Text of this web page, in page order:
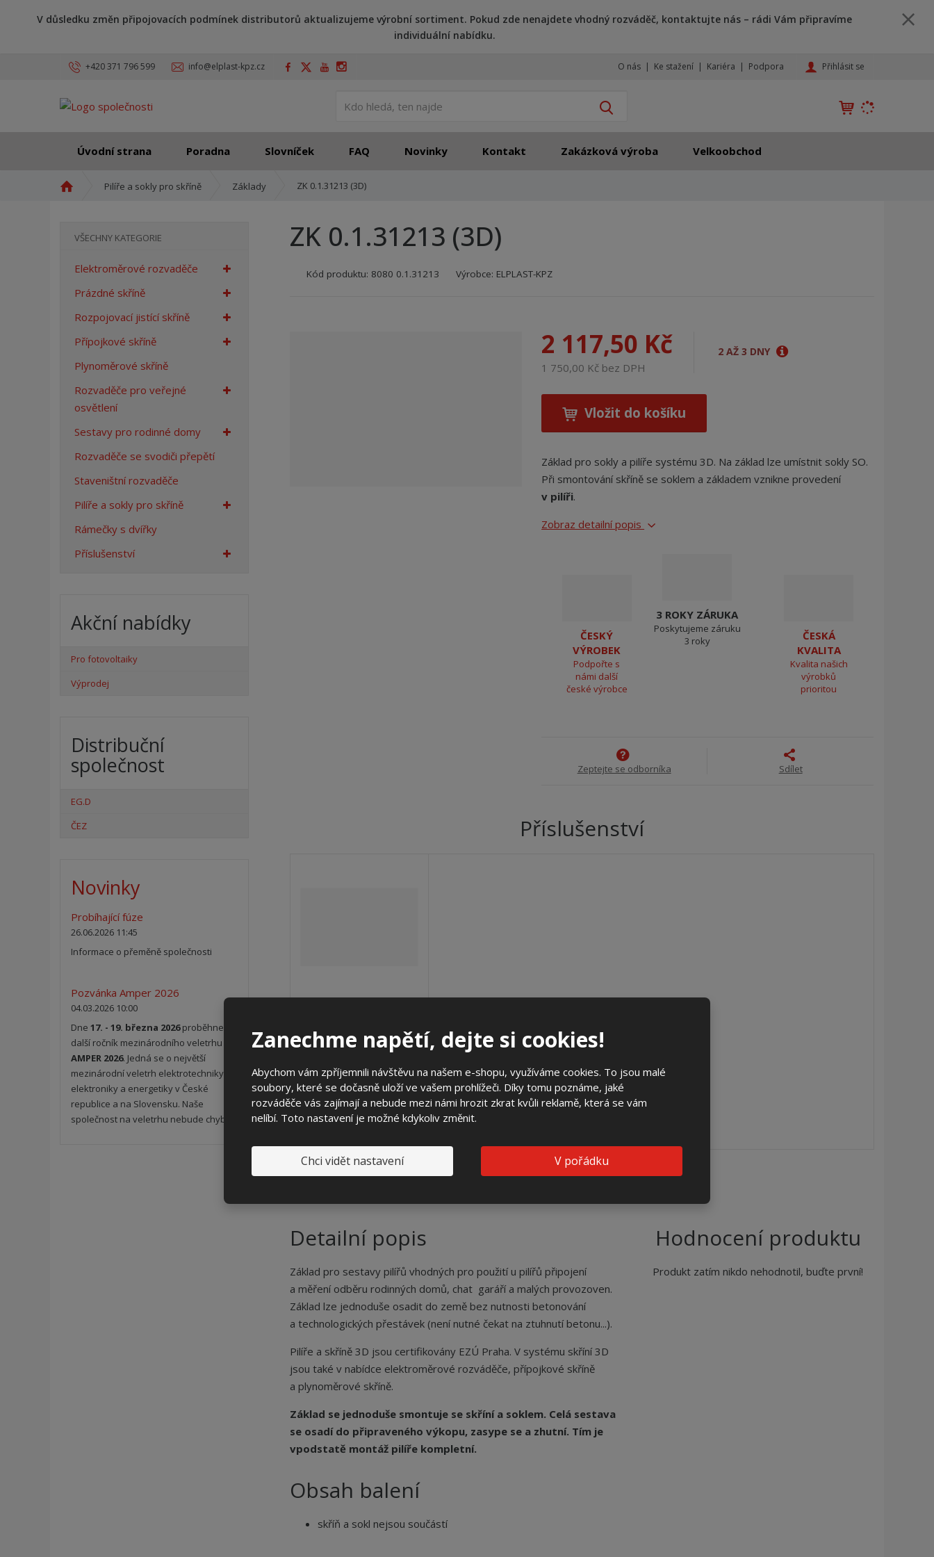
Zanechme napětí, dejte si cookies!
Abychom vám zpříjemnili návštěvu na našem e-shopu, využíváme cookies. To jsou malé
soubory, které se dočasně uloží ve vašem prohlížeči. Díky tomu poznáme, jaké
rozváděče vás zajímají a nebude mezi námi hrozit zkrat kvůli reklamě, která se vám
nelíbí. Toto nastavení je možné kdykoliv změnit.
Chci vidět nastavení V pořádku
V důsledku změn připojovacích podmínek distributorů aktualizujeme výrobní sortiment. Pokud zde nenajdete vhodný rozváděč, kontaktujte nás – rádi Vám připravíme
individuální nabídku.
+420 371 796 599 info@elplast-kpz.cz O nás Ke stažení Kariéra Podpora Přihlásit se
l
e
Úvodní strana Poradna Slovníček FAQ Novinky Kontakt Zakázková výroba Velkoobchod
s
t
a
n
Pilíře a sokly pro skříně Základy ZK 0.1.31213 (3D)
ZK 0.1.31213 (3D)
Kód produktu: 8080 0.1.31213 Kód výrobce: 8595208613937
Kód dodavatele:8595208613937
Výrobce: ELPLAST-KPZ
2 117,50 Kč
1 750,00 Kč bez DPH
2 AŽ 3 DNY
Vložit do košíku
Základ pro sokly a pilíře systému 3D. Na základ lze umístnit sokly SO.
Při smontování skříně se soklem a základem vznikne provedení
v pilíři.
Zobraz detailní popis
ČESKÝ
VÝROBEK
Podpořte s
námi další
české výrobce
3 ROKY ZÁRUKA
Poskytujeme záruku
3 roky
ČESKÁ
KVALITA
Kvalita našich
výrobků
prioritou
Zeptejte se odborníka Sdílet
Příslušenství
SO 3.1.31213 (3D)
19 755,67 Kč
16 327,00 Kčbez DPH
2 AŽ 3 DNY
Koupit
Detailní popis
Základ pro sestavy pilířů vhodných pro použití u pilířů připojení
a měření odběru rodinných domů, chat garáří a malých provozoven.
Základ lze jednoduše osadit do země bez nutnosti betonování
a technologických přestávek (není nutné čekat na ztuhnutí betonu...).
Pilíře a skříně 3D jsou certifikovány EZÚ Praha. V systému skříní 3D
jsou také v nabídce elektroměrové rozváděče, přípojkové skříně
a plynoměrové skříně.
Základ se jednoduše smontuje se skříní a soklem. Celá sestava
se osadí do připraveného výkopu, zasype se a zhutní. Tím je
vpodstatě montáž pilíře kompletní.
Obsah balení
skříň a sokl nejsou součástí
Hodnocení produktu
Produkt zatím nikdo nehodnotil, buďte první!
VŠECHNY KATEGORIE
Elektroměrové rozvaděče
Prázdné skříně
Rozpojovací jistící skříně
Přípojkové skříně
Plynoměrové skříně
Rozvaděče pro veřejné
osvětlení
Sestavy pro rodinné domy
Rozvaděče se svodiči přepětí
Staveništní rozvaděče
Pilíře a sokly pro skříně
Rámečky s dvířky
Příslušenství
Akční nabídky
Pro fotovoltaiky
Výprodej
Distribuční
společnost
EG.D
ČEZ
Novinky
Probíhající fúze
26.06.2026 11:45
Informace o přeměně společnosti
Pozvánka Amper 2026
04.03.2026 10:00
Dne17. - 19. března 2026proběhne
další ročník mezinárodního veletrhu
AMPER 2026. Jedná se o největší
mezinárodní veletrh elektrotechniky,
elektroniky a energetiky v České
republice a na Slovensku. Naše
společnost na veletrhu nebude chybět.